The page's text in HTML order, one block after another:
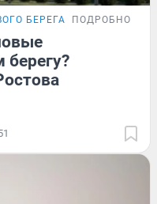
БЕРЕГА ПОДРОБНОСТИ